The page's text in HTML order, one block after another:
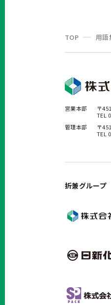
TOP 用語
営業本部
〒
TEL
管理本部
〒
TEL
折兼グループ